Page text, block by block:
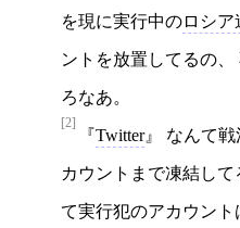
を現に実行中のロシア
ントを放置してるの
ろなあ。
[2]
Twitter なんて
カウントまで凍結し
て実行犯のアカウント